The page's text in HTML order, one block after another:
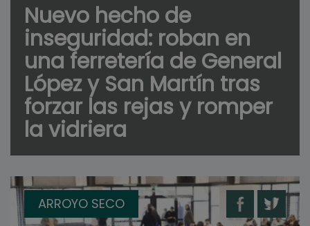
Nuevo hecho de
inseguridad: roban en
una ferretería de General
López y San Martín tras
forzar las rejas y romper
la vidriera
ARROYO SECO